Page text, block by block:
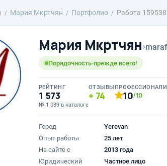
Mария Мкртчян Портфолио Работа
Mария Мкртчян›
Порядочность-прежде всего!
РЕЙТИНГ
1 573
№ 1 039 в каталоге
ОТЗЫВЫ
74 10/10
Город
Yerevan
Опыт работы
25 лет
На сайте с
2013 года
Юридический
Частное лицо